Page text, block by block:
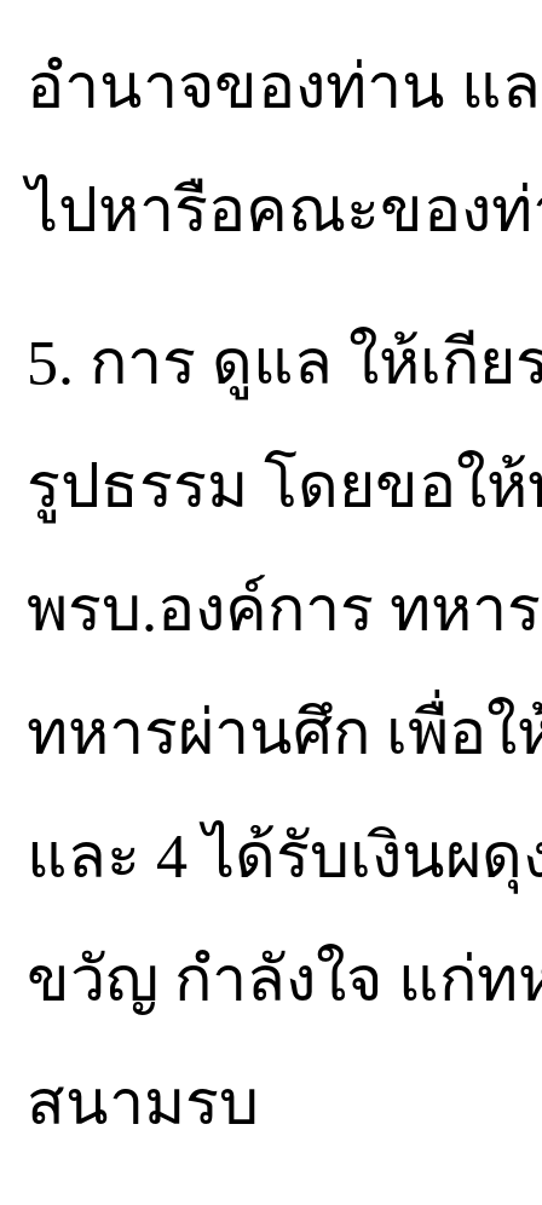
อำนาจของท่าน แ
ไปหารือคณะของ
5. การ ดูแล ให้เกี
รูปธรรม โดยขอใ
พรบ.องค์การ ทหา
ทหารผ่านศึก เพื่อ
และ 4 ได้รับเงินผ
ขวัญ กำลังใจ แก่ท
สนามรบ